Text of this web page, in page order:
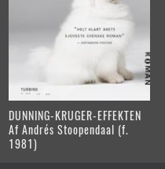
DUNNING-KRUGER-EFFEKTEN
Af Andrés Stoopendaal (f.
1981)